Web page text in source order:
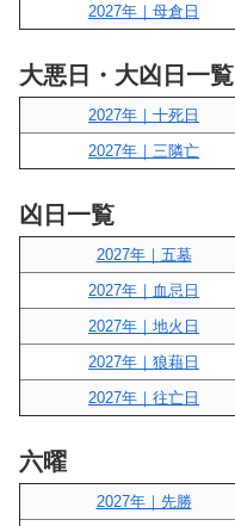
2027年｜母倉日
大悪日・大凶日一覧
2027年｜十死日
2027年｜三隣亡
凶日一覧
2027年｜五墓
2027年｜血忌日
2027年｜地火日
2027年｜狼藉日
2027年｜往亡日
六曜
2027年｜先勝